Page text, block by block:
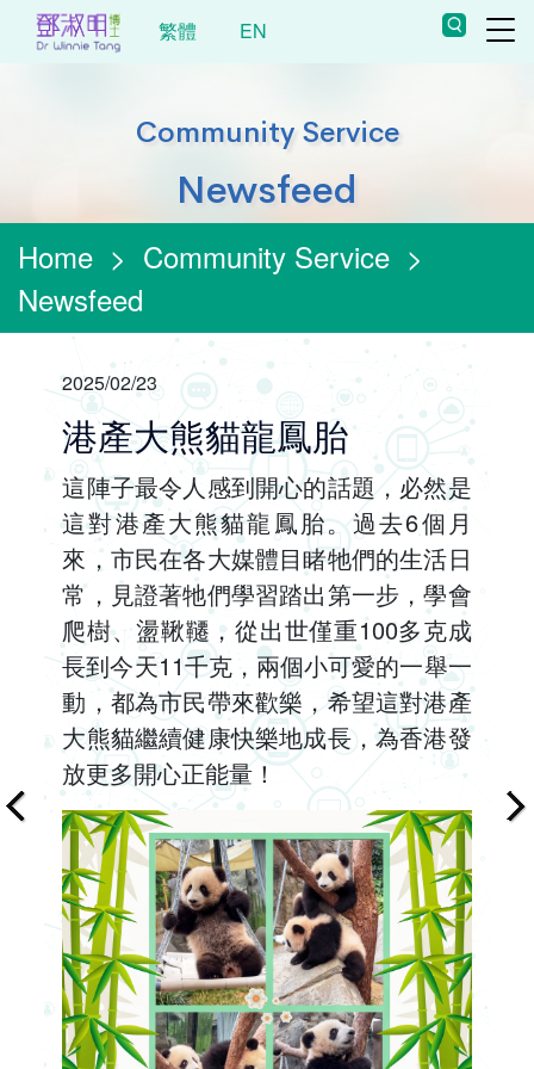
繁體 EN
Community Service
Newsfeed
Home > Community Service >
Newsfeed
2025/02/23
港產大熊貓龍鳳胎
這陣子最令人感到開心的話題，必然是
這對港產大熊貓龍鳳胎。過去6個月
來，市民在各大媒體目睹牠們的生活日
常，見證著牠們學習踏出第一步，學會
爬樹、盪鞦韆，從出世僅重100多克成
長到今天11千克，兩個小可愛的一舉一
動，都為市民帶來歡樂，希望這對港產
大熊貓繼續健康快樂地成長，為香港發
放更多開心正能量！